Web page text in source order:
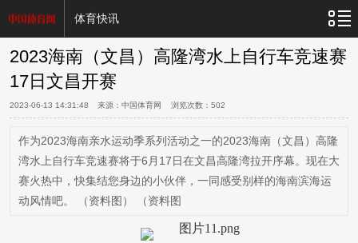
体育快讯
2023海南（文昌）高隆湾水上自行车竞速赛
17日文昌开赛
2023-06-13 14:31:48 来源：中国体育网 浏览次数： 502
作为2023海南亲水运动季系列活动之一的2023海南（文昌）高隆
湾水上自行车竞速赛将于6月17日在文昌高隆湾拉开序幕。现在大
赛火热中，快集结您身边的小伙伴，一同感受别样的海南滨海运
动风情吧。 （资料图） （资料图